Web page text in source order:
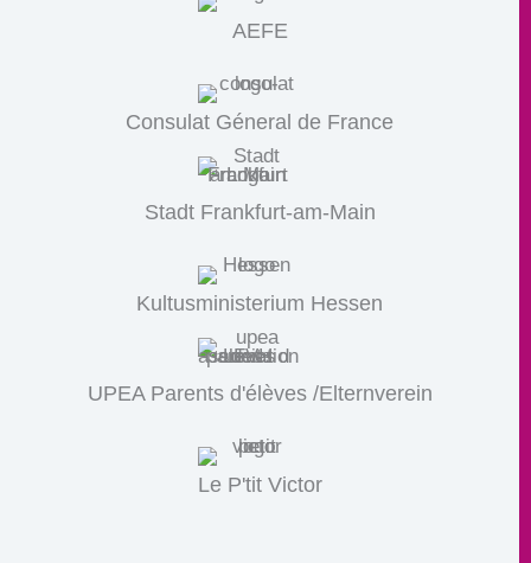
AEFE
Consulat Géneral de France
Stadt Frankfurt-am-Main
Kultusministerium Hessen
UPEA Parents d'élèves /Elternverein
Le P'tit Victor